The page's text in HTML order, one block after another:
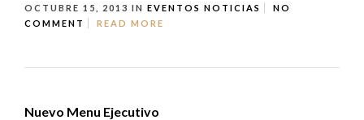
OCTUBRE 15, 2013 IN EVENTOS NOTICIAS
NO
COMMENT
READ MORE
Nuevo Menu Ejecutivo